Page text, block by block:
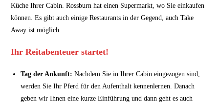
Küche Ihrer Cabin. Rossburn hat einen Supermarkt, wo Sie einkaufen
können. Es gibt auch einige Restaurants in der Gegend, auch Take
Away ist möglich.
Ihr Reitabenteuer startet!
Tag der Ankunft: Nachdem Sie in Ihrer Cabin eingezogen sind,
werden Sie Ihr Pferd für den Aufenthalt kennenlernen. Danach
geben wir Ihnen eine kurze Einführung und dann geht es auch